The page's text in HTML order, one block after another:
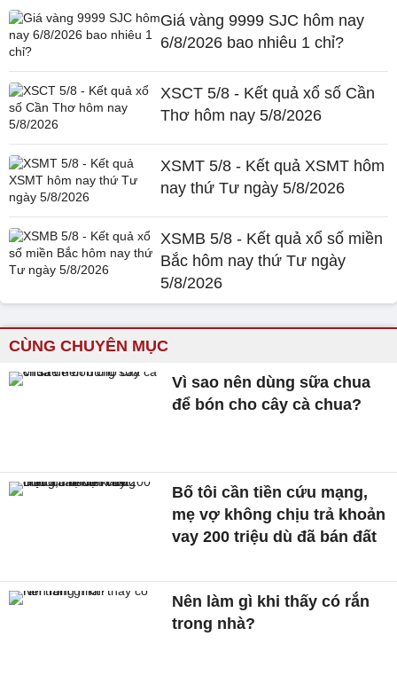
Giá vàng 9999 SJC hôm nay
6/8/2026 bao nhiêu 1 chỉ?
XSCT 5/8 - Kết quả xổ số Cần
Thơ hôm nay 5/8/2026
XSMT 5/8 - Kết quả XSMT hôm
nay thứ Tư ngày 5/8/2026
XSMB 5/8 - Kết quả xổ số miền
Bắc hôm nay thứ Tư ngày
5/8/2026
CÙNG CHUYÊN MỤC
Vì sao nên dùng sữa chua
để bón cho cây cà chua?
Bố tôi cần tiền cứu mạng,
mẹ vợ không chịu trả khoản
vay 200 triệu dù đã bán đất
Nên làm gì khi thấy có rắn
trong nhà?